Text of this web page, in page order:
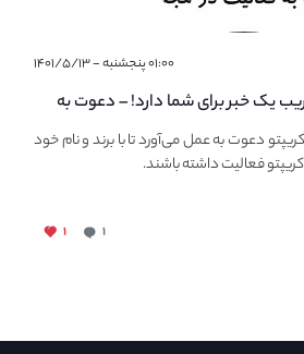
۰۱:۰۰ پنجشنبه - ۱۴۰۱/۵/۱۳
یک خبر برای شما دارد! – دعوت به
دعوت به عمل می‌آورد تا با برند و نام خود
فعالیت داشته باشند.
۱ ۱